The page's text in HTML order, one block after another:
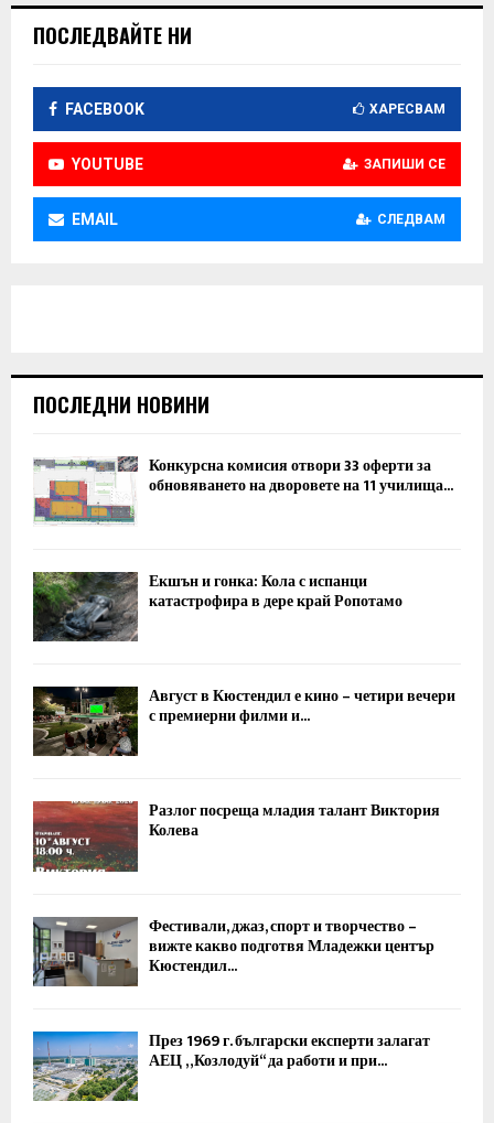
ПОСЛЕДВАЙТЕ НИ
FACEBOOK ХАРЕСВАМ
YOUTUBE ЗАПИШИ СЕ
EMAIL СЛЕДВАМ
ПОСЛЕДНИ НОВИНИ
Конкурсна комисия отвори 33 оферти за
обновяването на дворовете на 11 училища...
Екшън и гонка: Кола с испанци
катастрофира в дере край Ропотамо
Август в Кюстендил е кино – четири вечери
с премиерни филми и...
Разлог посреща младия талант Виктория
Колева
Фестивали, джаз, спорт и творчество –
вижте какво подготвя Младежки център
Кюстендил...
През 1969 г. български експерти залагат
АЕЦ „Козлодуй“ да работи и при...